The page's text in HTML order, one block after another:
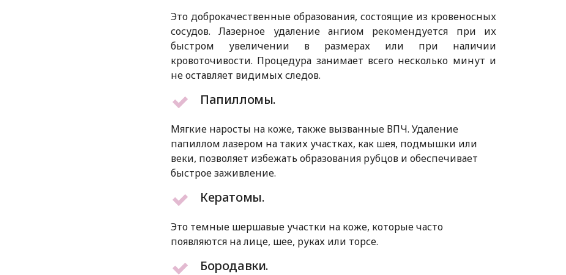
Это доброкачественные образования, состоящие из кровеносных
сосудов. Лазерное удаление ангиом рекомендуется при их
быстром увеличении в размерах или при наличии
кровоточивости. Процедура занимает всего несколько минут и
не оставляет видимых следов.
Папилломы.
Мягкие наросты на коже, также вызванные ВПЧ. Удаление
папиллом лазером на таких участках, как шея, подмышки или
веки, позволяет избежать образования рубцов и обеспечивает
быстрое заживление.
Кератомы.
Это темные шершавые участки на коже, которые часто
появляются на лице, шее, руках или торсе.
Бородавки.